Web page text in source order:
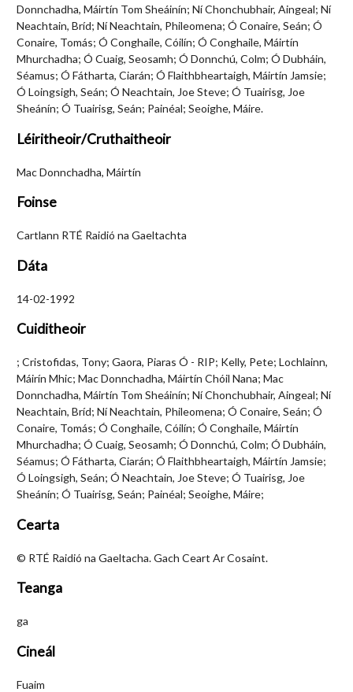
Donnchadha, Máirtín Tom Sheáinín; Ní Chonchubhair, Aingeal; Ní
Neachtain, Bríd; Ní Neachtain, Phileomena; Ó Conaire, Seán; Ó
Conaire, Tomás; Ó Conghaile, Cóilín; Ó Conghaile, Máirtín
Mhurchadha; Ó Cuaig, Seosamh; Ó Donnchú, Colm; Ó Dubháin,
Séamus; Ó Fátharta, Ciarán; Ó Flaithbheartaigh, Máirtín Jamsie;
Ó Loingsigh, Seán; Ó Neachtain, Joe Steve; Ó Tuairisg, Joe
Sheánín; Ó Tuairisg, Seán; Painéal; Seoighe, Máire.
Léiritheoir/Cruthaitheoir
Mac Donnchadha, Máirtín
Foinse
Cartlann RTÉ Raidió na Gaeltachta
Dáta
14-02-1992
Cuiditheoir
; Cristofidas, Tony; Gaora, Piaras Ó - RIP; Kelly, Pete; Lochlainn,
Máirín Mhic; Mac Donnchadha, Máirtín Chóil Nana; Mac
Donnchadha, Máirtín Tom Sheáinín; Ní Chonchubhair, Aingeal; Ní
Neachtain, Bríd; Ní Neachtain, Phileomena; Ó Conaire, Seán; Ó
Conaire, Tomás; Ó Conghaile, Cóilín; Ó Conghaile, Máirtín
Mhurchadha; Ó Cuaig, Seosamh; Ó Donnchú, Colm; Ó Dubháin,
Séamus; Ó Fátharta, Ciarán; Ó Flaithbheartaigh, Máirtín Jamsie;
Ó Loingsigh, Seán; Ó Neachtain, Joe Steve; Ó Tuairisg, Joe
Sheánín; Ó Tuairisg, Seán; Painéal; Seoighe, Máire;
Cearta
© RTÉ Raidió na Gaeltacha. Gach Ceart Ar Cosaint.
Teanga
ga
Cineál
Fuaim